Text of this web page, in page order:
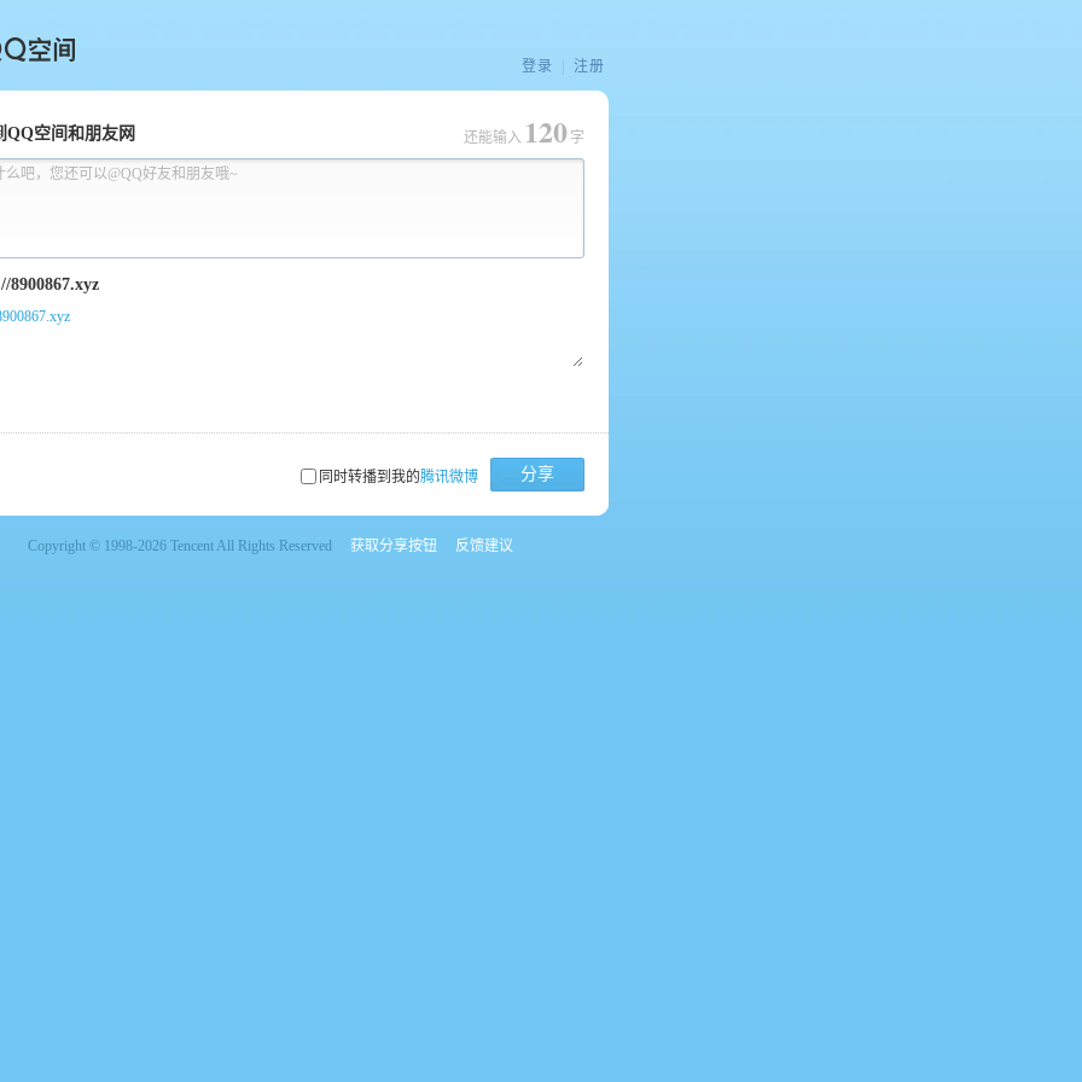
间
登录 注册
QQ空间和朋友网
么吧，您还可以@QQ好友和朋友哦~
还能输入 120 字
同时转播到我的腾讯微博 分享
Copyright © 1998-2026 Tencent All Rights Reserved 获取分享按钮 反馈建议